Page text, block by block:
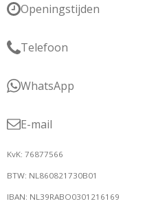
Openingstijden
Telefoon
WhatsApp
E-mail
KvK: 76877566
BTW: NL860821730B01
IBAN: NL39RABO0301216169